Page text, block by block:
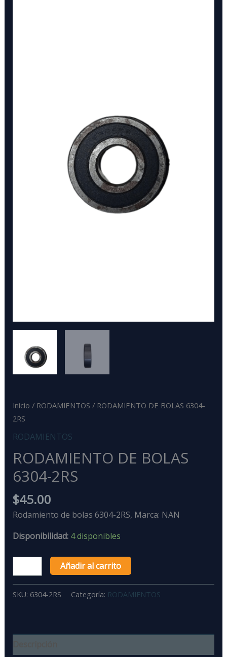
Inicio / RODAMIENTOS / RODAMIENTO DE BOLAS 6304-
2RS
RODAMIENTOS
RODAMIENTO DE BOLAS
6304-2RS
$45.00
Rodamiento de bolas 6304-2RS, Marca: NAN
Disponibilidad: 4 disponibles
Añadir al carrito
SKU: 6304-2RS Categoría: RODAMIENTOS